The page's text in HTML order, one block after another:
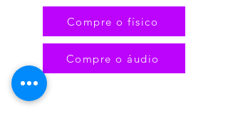
Compre o físico
Compre o áudio